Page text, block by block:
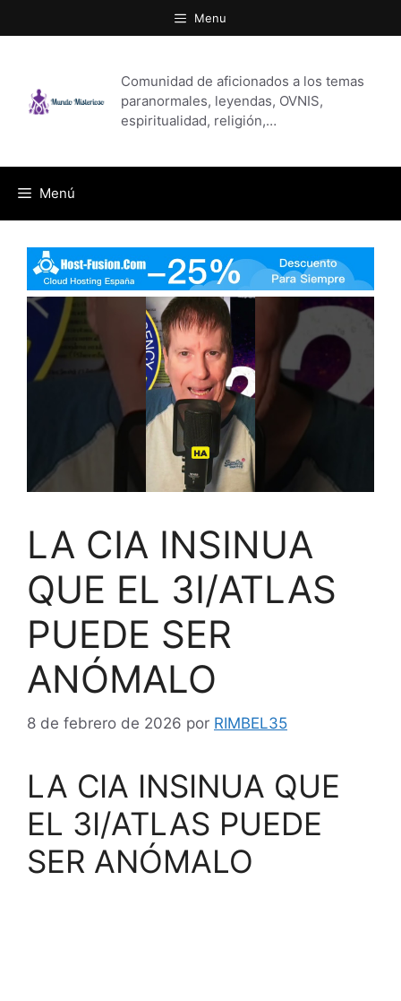
al
Menu
Comunidad de aficionados a los temas
paranormales, leyendas, OVNIS,
espiritualidad, religión,…
Menú
LA CIA INSINUA
QUE EL 3I/ATLAS
PUEDE SER
ANÓMALO
8 de febrero de 2026 por RIMBEL35
LA CIA INSINUA QUE
EL 3I/ATLAS PUEDE
SER ANÓMALO